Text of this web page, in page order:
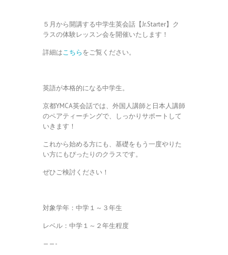
５月から開講する中学生英会話【Jr.Starter】ク
ラスの体験レッスン会を開催いたします！
詳細はこちらをご覧ください。
英語が本格的になる中学生。
京都YMCA英会話では、外国人講師と日本人講師
のペアティーチングで、しっかりサポートして
いきます！
これから始める方にも、基礎をもう一度やりた
い方にもぴったりのクラスです。
ぜひご検討ください！
対象学年：中学１～３年生
レベル：中学１～２年生程度
——-